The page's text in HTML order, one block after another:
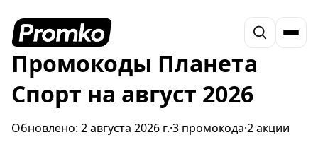
Промокоды Планета
Спорт на август 2026
Обновлено: 2 августа 2026 г.·3 промокода·2 акции